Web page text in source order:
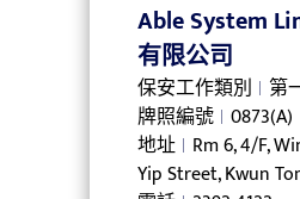
Able System
有限公司
保安工作類別 第
牌照編號 0873(A)
地址 Rm 6, 4/F,
Yip Street, Kwun